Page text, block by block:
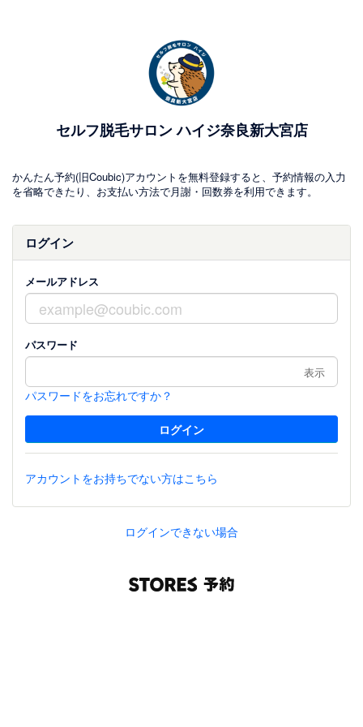
セルフ脱毛サロン ハイジ奈良新大宮店
かんたん予約(旧Coubic)アカウントを無料登録すると、予約情報の入力
を省略できたり、お支払い方法で月謝・回数券を利用できます。
ログイン
メールアドレス
パスワード
表示
パスワードをお忘れですか？
アカウントをお持ちでない方はこちら
ログインできない場合